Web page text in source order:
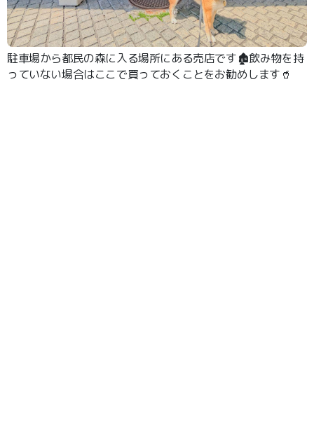
駐車場から都民の森に入る場所にある売店です🏚️飲み物を持
っていない場合はここで買っておくことをお勧めします🥤